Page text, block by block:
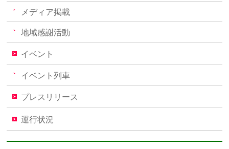
メディア掲載
地域感謝活動
イベント
イベント列車
プレスリリース
運行状況